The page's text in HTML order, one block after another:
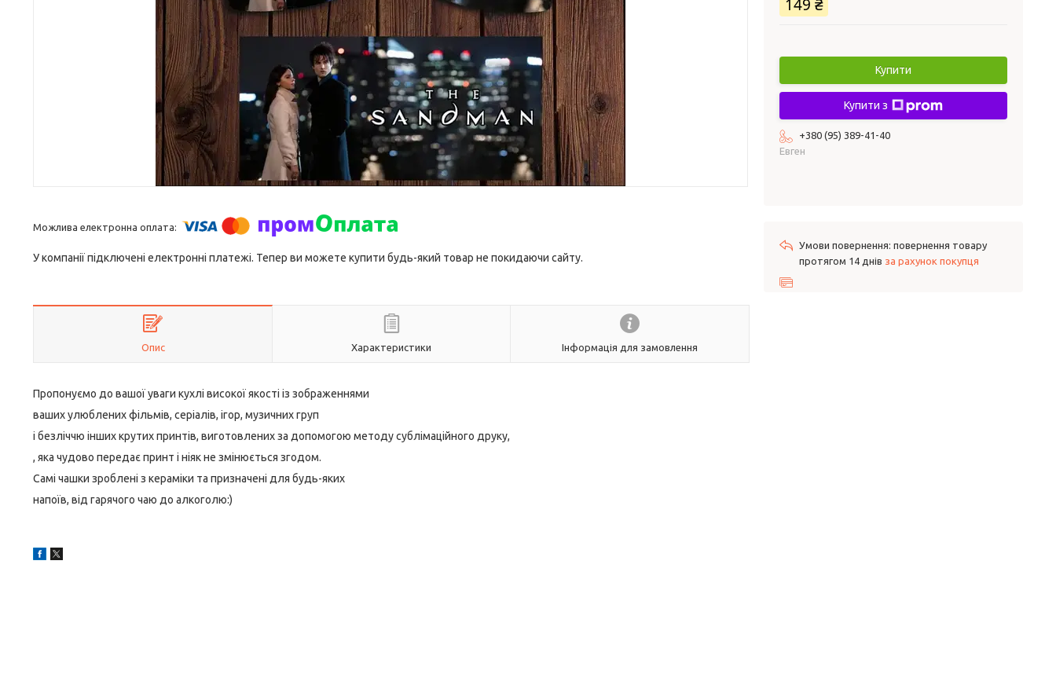
У компанії підключені електронні платежі. Тепер ви можете купити будь-який товар не покидаючи сайту.
Опис Характеристики Інформація для замовлення
Пропонуємо до вашої уваги кухлі високої якості із зображеннями
ваших улюблених фільмів, серіалів, ігор, музичних груп
і безліччю інших крутих принтів, виготовлених за допомогою методу сублімаційного друку,
, яка чудово передає принт і ніяк не змінюється згодом.
Самі чашки зроблені з кераміки та призначені для будь-яких
напоїв, від гарячого чаю до алкоголю:)
149 ₴
Купити
Купити з
+380 (95) 389-41-40
Евген
повернення товару
протягом 14 днів за рахунок покупця